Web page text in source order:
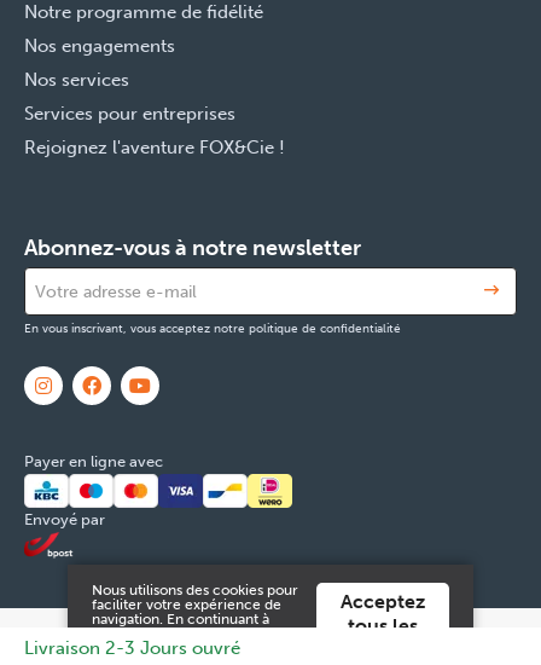
Livraison 2-3 Jours ouvré
Notre programme de fidélité
Nos engagements
Nos services
Services pour entreprises
Rejoignez l'aventure FOX&Cie !
Abonnez-vous à notre newsletter
En vous inscrivant, vous acceptez notre politique de confidentialité
Payer en ligne avec
Envoyé par
© 2026 FOX & Cie Numéro d'entreprise: 0551.965.335
Nous utilisons des cookies pour
faciliter votre expérience de
navigation. En continuant à
acceptez ces.
Acceptez
tous les